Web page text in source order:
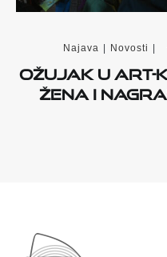
Najava | Novosti |
Ožujak u Art-
žena i